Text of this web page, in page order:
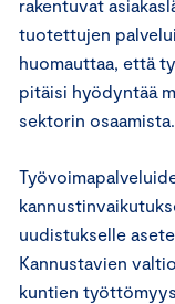
rakentuvat
tuotettujen
huomauttaa, että
pitäisi hyödyntää
sektorin osaamista.
uudistukselle
Kannustavien
kuntien